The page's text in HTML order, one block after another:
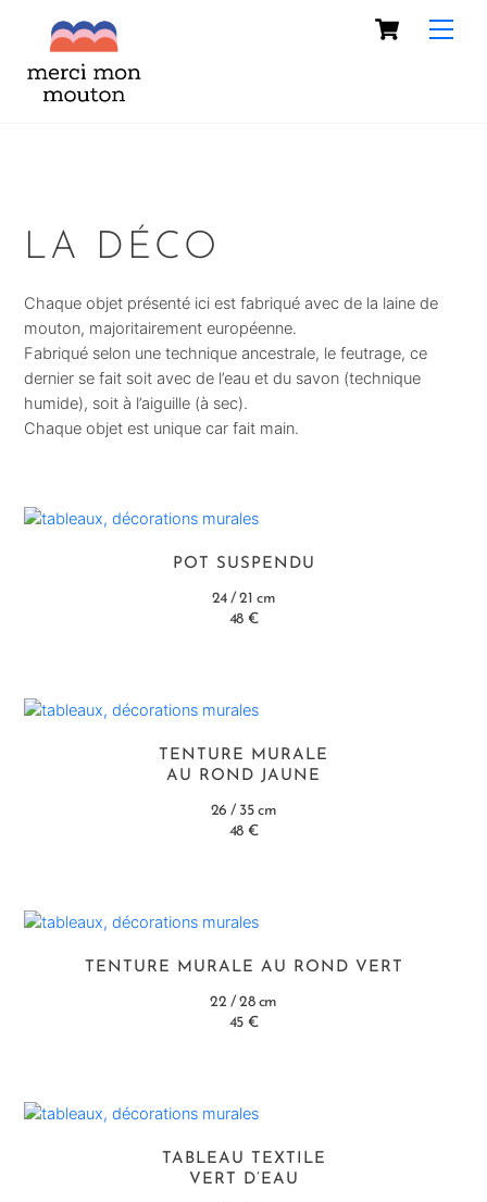
Cart
LA DÉCO
Chaque objet présenté ici est fabriqué avec de la laine de
mouton, majoritairement européenne.
Fabriqué selon une technique ancestrale, le feutrage, ce
dernier se fait soit avec de l’eau et du savon (technique
humide), soit à l’aiguille (à sec).
Chaque objet est unique car fait main.
POT SUSPENDU
24 / 21 cm
48 €
TENTURE MURALE
AU ROND JAUNE
26 / 35 cm
48 €
TENTURE MURALE AU ROND VERT
22 / 28 cm
45 €
TABLEAU TEXTILE
VERT D’EAU